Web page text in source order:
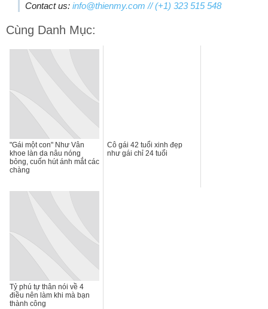
Contact us: info@thienmy.com // (+1) 323 515 548
Cùng Danh Mục:
"Gái một con" Như Vân
khoe làn da nâu nóng
bỏng, cuốn hút ánh mắt các
chàng
Cô gái 42 tuổi xinh đẹp
như gái chỉ 24 tuổi
Tỷ phú tự thân nói về 4
điều nên làm khi mà bạn
thành công